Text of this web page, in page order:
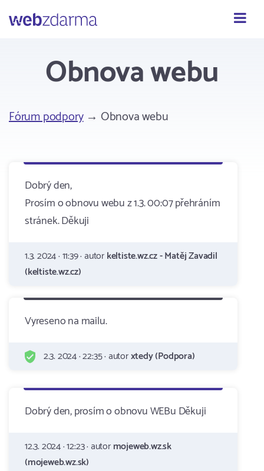
Webzdarma
Obnova webu
Fórum podpory→ Obnova webu
Dobrý den,
Prosím o obnovu webu z 1.3. 00:07 přehráním
stránek. Děkuji
1.3. 2024 · 11:39 · autorkeltiste.wz.cz - Matěj Zavadil
(keltiste.wz.cz)
Vyreseno na mailu.
2.3. 2024 · 22:35 · autorxtedy (Podpora)
Dobrý den, prosím o obnovu WEBu Děkuji
12.3. 2024 · 12:23 · autormojeweb.wz.sk
(mojeweb.wz.sk)